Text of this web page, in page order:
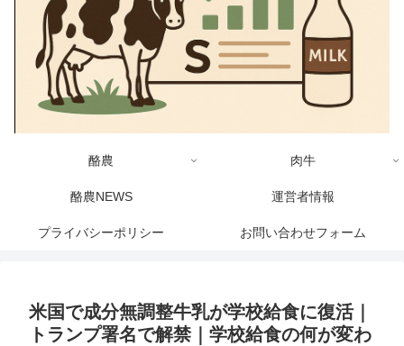
酪農 肉牛
酪農NEWS 運営者情報
プライバシーポリシー お問い合わせフォーム
米国で成分無調整牛乳が学校給食に復活｜
トランプ署名で解禁｜学校給食の何が変わ